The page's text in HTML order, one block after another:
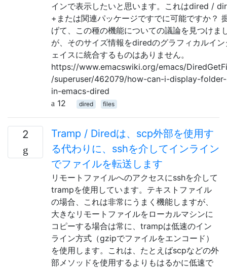
インで表示したいと思います。これはdired /
+または関連パッケージですでに可能ですか？
げて、この種の機能についての議論を見つけま
が、そのサイズ情報をdiredのグラフィカルイン
ェイスに統合するものはありません。
https://www.emacswiki.org/emacs/
/superuser/462079/how-can-i-display-
in-emacs-dired
12
dired files
2
Tramp / Diredは、scp外部を使用す
る代わりに、sshを介してインライン
でファイルを転送します
リモートファイルへのアクセスにsshを介して
trampを使用しています。テキストファイル
の場合、これは非常にうまく機能しますが、
大きなリモートファイルをローカルマシンに
コピーする場合は常に、trampは低速のイン
ライン方式（gzipでファイルをエンコード）
を使用します。これは、たとえばscpなどの外
部メソッドを使用するよりもはるかに低速で